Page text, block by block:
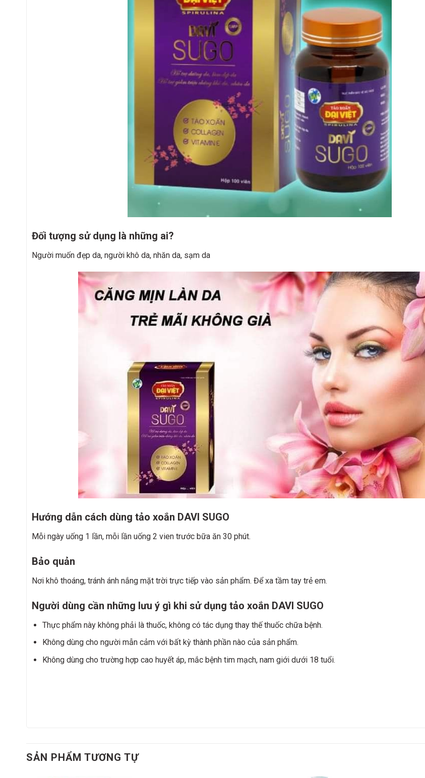
Đối tượng sử dụng là những ai?
Người muốn đẹp da, người khô da, nhăn da, sạm da
Hướng dẫn cách dùng tảo xoắn DAVI SUGO
Mỗi ngày uống 1 lần, mỗi lần uống 2 vien trước bữa ăn 30 phút.
Bảo quản
Nơi khô thoáng, tránh ánh nắng mặt trời trực tiếp vào sản phẩm. Để xa tầm tay trẻ em.
Người dùng cần những lưu ý gì khi sử dụng tảo xoắn DAVI SUGO
Thực phẩm này không phải là thuốc, không có tác dụng thay thế thuốc chữa bệnh.
Không dùng cho người mẫn cảm với bất kỳ thành phần nào của sản phẩm.
Không dùng cho trường hợp cao huyết áp, mắc bệnh tim mạch, nam giới dưới 18 tuổi.
SẢN PHẨM TƯƠNG TỰ